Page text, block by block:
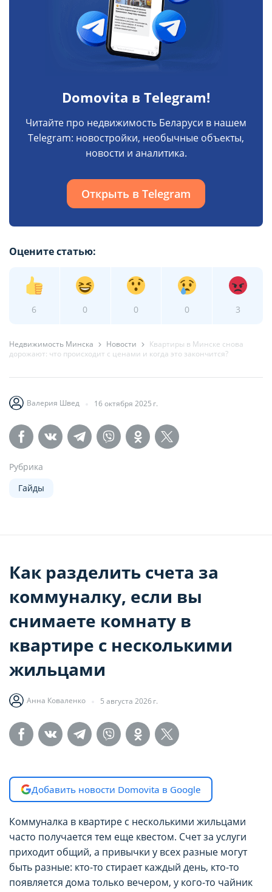
Domovita в Telegram!
Читайте про недвижимость Беларуси в нашем
Telegram: новостройки, необычные объекты,
новости и аналитика.
Открыть в Telegram
Оцените статью:
6 0 0 0 3
Недвижимость Минска Новости
Квартиры в Минске снова
дорожают: что происходит с ценами и когда это закончится?
Валерия Швед 16 октября 2025 г.
Рубрика
Гайды
Как разделить счета за
коммуналку, если вы
снимаете комнату в
квартире с несколькими
жильцами
Анна Коваленко 5 августа 2026 г.
Добавить новости Domovita в Google
Коммуналка в квартире с несколькими жильцами
часто получается тем еще квестом. Счет за услуги
приходит общий, а привычки у всех разные могут
быть разные: кто-то стирает каждый день, кто-то
появляется дома только вечером, у кого-то чайник
НАСТРОЙТЕ ПАРАМЕТРЫ
ИСПОЛЬЗОВАНИЯ ФАЙЛОВ
COOKIE
Вы можете настроить использование
каждого типа файлов cookie, за
исключением типа «технические/
НАСТРОЙТЕ ПАРАМЕТРЫ
ИСПОЛЬЗОВАНИЯ ФАЙЛОВ
COOKIE
Вы можете настроить использование
каждого типа файлов cookie, за
исключением типа «технические/